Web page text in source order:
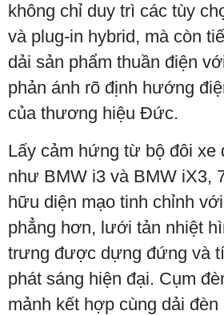
không chỉ duy trì các tùy
và plug-in hybrid, mà còn
dải sản phẩm thuần điện
phản ánh rõ định hướng
của thương hiệu Đức.
Lấy cảm hứng từ bộ đôi xe
như BMW i3 và BMW iX3,
hữu diện mạo tinh chỉnh
phẳng hơn, lưới tản nhiệt
trưng được dựng đứng và
phát sáng hiện đại. Cụm
mảnh kết hợp cùng dải đèn